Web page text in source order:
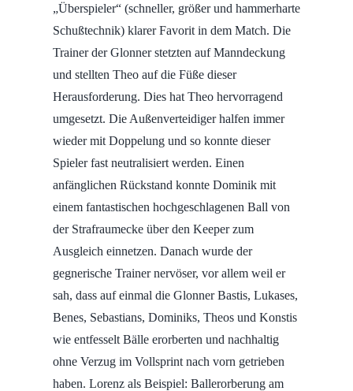
„Überspieler“ (schneller, größer und hammerharte
Schußtechnik) klarer Favorit in dem Match. Die
Trainer der Glonner stetzten auf Manndeckung
und stellten Theo auf die Füße dieser
Herausforderung. Dies hat Theo hervorragend
umgesetzt. Die Außenverteidiger halfen immer
wieder mit Doppelung und so konnte dieser
Spieler fast neutralisiert werden. Einen
anfänglichen Rückstand konnte Dominik mit
einem fantastischen hochgeschlagenen Ball von
der Strafraumecke über den Keeper zum
Ausgleich einnetzen. Danach wurde der
gegnerische Trainer nervöser, vor allem weil er
sah, dass auf einmal die Glonner Bastis, Lukases,
Benes, Sebastians, Dominiks, Theos und Konstis
wie entfesselt Bälle erorberten und nachhaltig
ohne Verzug im Vollsprint nach vorn getrieben
haben. Lorenz als Beispiel: Ballerorberung am